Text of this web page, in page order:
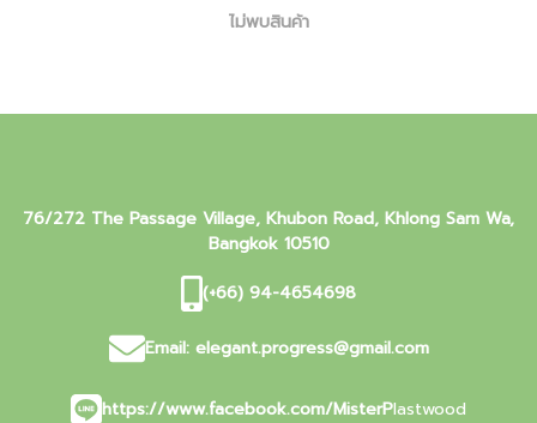
ไม่พบสินค้า
76/272 The Passage Village, Khubon Road, Khlong Sam Wa,
Bangkok 10510
(+66) 94-4654698
Email: elegant.progress@gmail.com
https://www.facebook.com/MisterPlastwood